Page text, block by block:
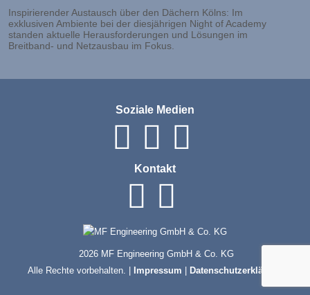
Inspirierender Austausch über den Dächern Kölns: Im
exklusiven Ambiente bei der diesjährigen Night of Academy
standen aktuelle Herausforderungen und Lösungen im
Breitband- und Netzausbau im Fokus.
Soziale Medien
Kontakt
2026 MF Engineering GmbH & Co. KG
Alle Rechte vorbehalten. |
Impressum Datenschutzerklärung